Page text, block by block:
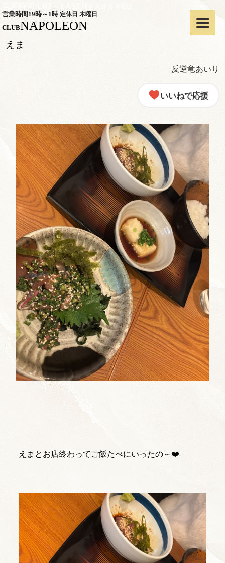
営業時間:19時～LAST1時
営業時間19時～1時 定休日 木曜日
CLUBNAPOLEON
えま
反逆竜あいり
いいねで応援
えまとお店終わってご飯たべにいったの～❤️